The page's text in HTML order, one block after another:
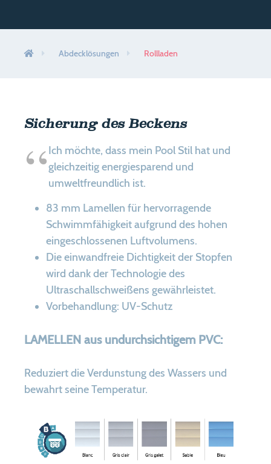
News
Abriblue-Partner
PRO-Bereich
Abdecklösungen Rollladen
Sicherung des Beckens
Ich möchte, dass mein Pool Stil hat und
gleichzeitig energiesparend und
umweltfreundlich ist.
83 mm Lamellen für hervorragende
Schwimmfähigkeit aufgrund des hohen
eingeschlossenen Luftvolumens.
Die einwandfreie Dichtigkeit der Stopfen
wird dank der Technologie des
Ultraschallschweißens gewährleistet.
Vorbehandlung: UV-Schutz
LAMELLEN aus undurchsichtigem PVC:
Reduziert die Verdunstung des Wassers und
bewahrt seine Temperatur.